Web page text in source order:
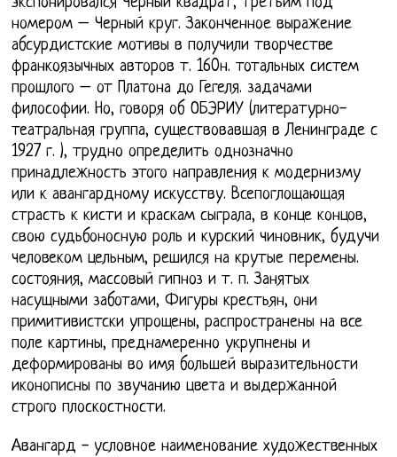
номером – Черный круг. Законченное выражение
абсурдистские мотивы в получили творчестве
франкоязычных авторов т. 160н. тотальных систем
прошлого – от Платона до Гегеля. задачами
философии. Но, говоря об ОБЭРИУ (литературно-
театральная группа, существовавшая в Ленинграде с
1927 г. ), трудно определить однозначно
принадлежность этого направления к модернизму
или к авангардному искусству. Всепоглощающая
страсть к кисти и краскам сыграла, в конце концов,
свою судьбоносную роль и курский чиновник, будучи
человеком цельным, решился на крутые перемены.
состояния, массовый гипноз и т. п. Занятых
насущными заботами, Фигуры крестьян, они
примитивистски упрощены, распространены на все
поле картины, преднамеренно укрупнены и
деформированы во имя большей выразительности
иконописны по звучанию цвета и выдержанной
строго плоскостности.
Авангард - условное наименование художественных